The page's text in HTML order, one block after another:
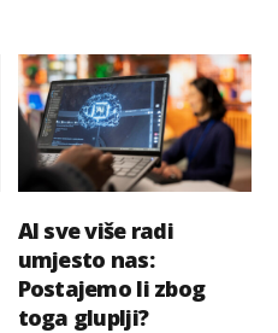
AI sve više radi
umjesto nas:
Postajemo li zbog
toga gluplji?